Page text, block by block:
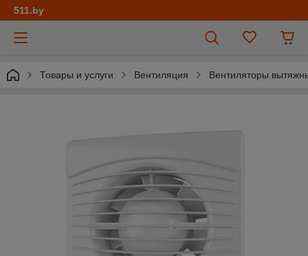
511.by
Товары и услуги Вентиляция Вентиляторы